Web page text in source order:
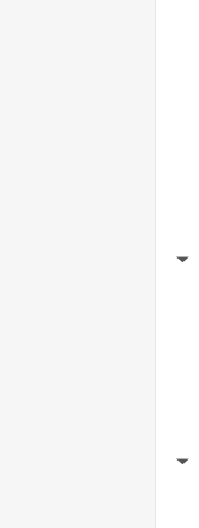
▶
▶